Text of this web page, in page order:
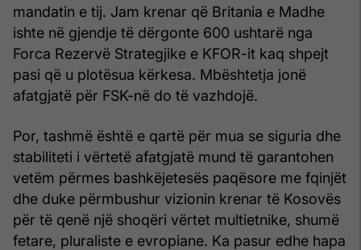
mandatin e tij. Jam krenar që Britania e Madhe
ishte në gjendje të dërgonte 600 ushtarë nga
Forca Rezervë Strategjike e KFOR-it kaq shpejt
pasi që u plotësua kërkesa. Mbështetja jonë
afatgjatë për FSK-në do të vazhdojë.
Por, tashmë është e qartë për mua se siguria dhe
stabiliteti i vërtetë afatgjatë mund të garantohen
vetëm përmes bashkëjetesës paqësore me fqinjët
dhe duke përmbushur vizionin krenar të Kosovës
për të qenë një shoqëri vërtet multietnike, shumë
fetare, pluraliste e evropiane. Ka pasur edhe hapa